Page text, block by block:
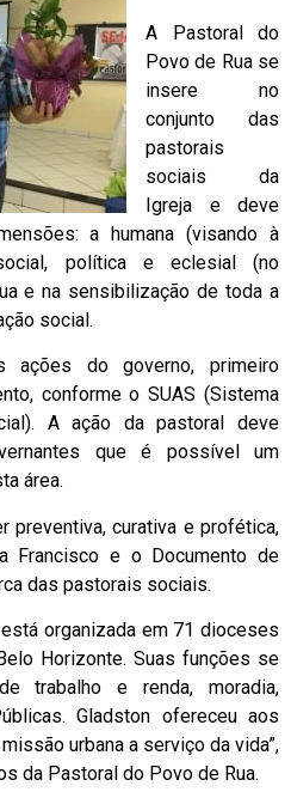
A Pastoral do
Povo de Rua se
insere no
conjunto das
pastorais
sociais da
Igreja e deve
a humana (visando à
política e eclesial (no
e na sensibilização de toda a
social.
ações do governo, primeiro
conforme o SUAS (Sistema
A ação da pastoral deve
que é possível um
área.
preventiva, curativa e profética,
Francisco e o Documento de
das pastorais sociais.
organizada em 71 dioceses
Horizonte. Suas funções se
trabalho e renda, moradia,
Gladston ofereceu aos
urbana a serviço da vida”,
da Pastoral do Povo de Rua.